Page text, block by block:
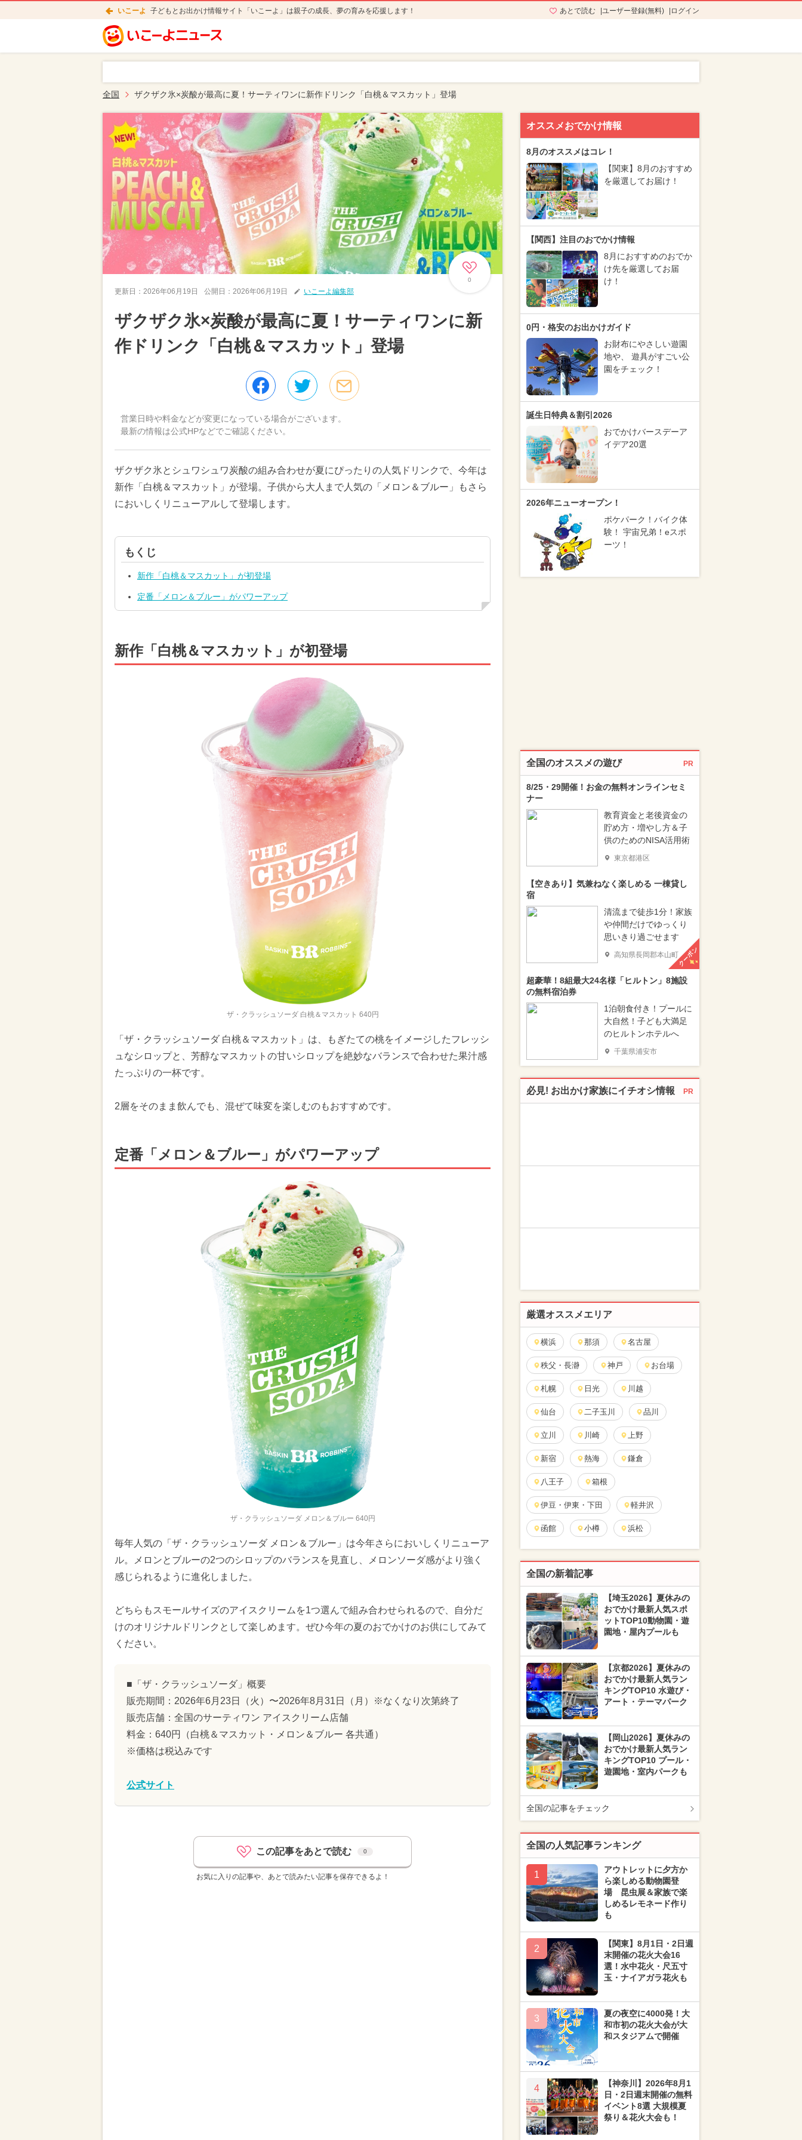
いこーよ 子どもとお出かけ情報サイト「いこーよ」は親子の成長、夢の育みを応援します！ あとで読む ユーザー登録(無料) ログイン
全国 ザクザク氷×炭酸が最高に夏！サーティワンに新作ドリンク「白桃＆マスカット」登場
0
更新日： 2026年06月19日 公開日： 2026年06月19日 いこーよ編集部
ザクザク氷×炭酸が最高に夏！サーティワンに新
作ドリンク「白桃＆マスカット」登場
営業日時や料金などが変更になっている場合がございます。
最新の情報は公式HPなどでご確認ください。
ザクザク氷とシュワシュワ炭酸の組み合わせが夏にぴったりの人気ドリンクで、今年は
新作「白桃＆マスカット」が登場。子供から大人まで人気の「メロン＆ブルー」もさら
においしくリニューアルして登場します。
もくじ
新作「白桃＆マスカット」が初登場
定番「メロン＆ブルー」がパワーアップ
新作「白桃＆マスカット」が初登場
ザ・クラッシュソーダ 白桃＆マスカット 640円
「ザ・クラッシュソーダ 白桃＆マスカット」は、もぎたての桃をイメージしたフレッシ
ュなシロップと、芳醇なマスカットの甘いシロップを絶妙なバランスで合わせた果汁感
たっぷりの一杯です。
2層をそのまま飲んでも、混ぜて味変を楽しむのもおすすめです。
定番「メロン＆ブルー」がパワーアップ
ザ・クラッシュソーダ メロン＆ブルー 640円
毎年人気の「ザ・クラッシュソーダ メロン＆ブルー」は今年さらにおいしくリニューア
ル。メロンとブルーの2つのシロップのバランスを見直し、メロンソーダ感がより強く
感じられるように進化しました。
どちらもスモールサイズのアイスクリームを1つ選んで組み合わせられるので、自分だ
けのオリジナルドリンクとして楽しめます。ぜひ今年の夏のおでかけのお供にしてみて
ください。
■「ザ・クラッシュソーダ」概要
販売期間：2026年6月23日（火）〜2026年8月31日（月）※なくなり次第終了
販売店舗：全国のサーティワン アイスクリーム店舗
料金：640円（白桃＆マスカット・メロン＆ブルー 各共通）
※価格は税込みです
公式サイト
この記事をあとで読む 0
お気に入りの記事や、あとで読みたい記事を保存できるよ！
オススメおでかけ情報
8月のオススメはコレ！
【関東】8月のおすすめ
を厳選してお届け！
【関西】注目のおでかけ情報
8月におすすめのおでか
け先を厳選してお届
け！
0円・格安のお出かけガイド
お財布にやさしい遊園
地や、 遊具がすごい公
園をチェック！
誕生日特典＆割引2026
おでかけバースデーア
イデア20選
2026年ニューオープン！
ポケパーク！バイク体
験！ 宇宙兄弟！eスポ
ーツ！
全国のオススメの遊び PR
8/25・29開催！お金の無料オンラインセミ
ナー
教育資金と老後資金の
貯め方・増やし方＆子
供のためのNISA活用術
東京都港区
【空きあり】気兼ねなく楽しめる 一棟貸し
宿
清流まで徒歩1分！家族
や仲間だけでゆっくり
思いきり過ごせます
高知県長岡郡本山町クーポン
超豪華！8組最大24名様「ヒルトン」8施設
の無料宿泊券
1泊朝食付き！プールに
大自然！子ども大満足
のヒルトンホテルへ
千葉県浦安市
必見! お出かけ家族にイチオシ情報 PR
厳選オススメエリア
横浜 那須 名古屋
秩父・長瀞 神戸 お台場
札幌 日光 川越
仙台 二子玉川 品川
立川 川崎 上野
新宿 熱海 鎌倉
八王子 箱根
伊豆・伊東・下田 軽井沢
函館 小樽 浜松
全国の新着記事
【埼玉2026】夏休みの
おでかけ最新人気スポ
ットTOP10動物園・遊
園地・屋内プールも
【京都2026】夏休みの
おでかけ最新人気ラン
キングTOP10 水遊び・
アート・テーマパーク
【岡山2026】夏休みの
おでかけ最新人気ラン
キングTOP10 プール・
遊園地・室内パークも
全国の記事をチェック
全国の人気記事ランキング
1
アウトレットに夕方か
ら楽しめる動物園登
場 昆虫展＆家族で楽
しめるレモネード作り
も
2
【関東】8月1日・2日週
末開催の花火大会16
選！水中花火・尺五寸
玉・ナイアガラ花火も
3
夏の夜空に4000発！大
和市初の花火大会が大
和スタジアムで開催
4
【神奈川】2026年8月1
日・2日週末開催の無料
イベント8選 大規模夏
祭り＆花火大会も！